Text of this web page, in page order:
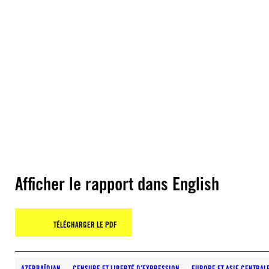
Afficher le rapport dans English
TÉLÉCHARGER LE PDF